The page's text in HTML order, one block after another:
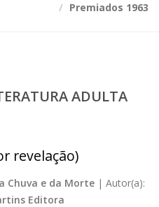
Premiados 1963
ADULTA
revelação)
Chuva e da Morte | Autor(a):
Editora